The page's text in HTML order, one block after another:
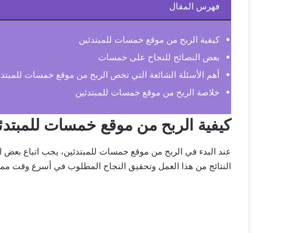
فهرس المقال
كيفية الربح من موقع خمسات للمبتدئين
بعض النصائح للنجاح على خمسات
أهم الأسئلة الشائعة التي تخص الربح من موقع خمسات
خلاصة الربح من موقع خمسات للمبتدئين
كيفية الربح من موقع خمسات
عند البدء في الربح من موقع خمسات للمبتدئين، يجب اتباع
النتائج من هذا العمل وتحقيق النجاح المطلوب في أسرع وقت